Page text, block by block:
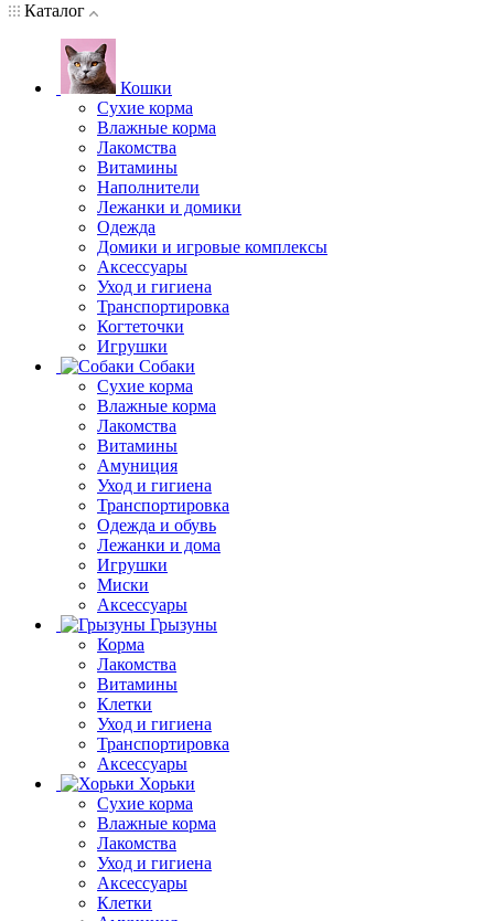
Каталог
Кошки
Сухие корма
Влажные корма
Лакомства
Витамины
Наполнители
Лежанки и домики
Одежда
Домики и игровые комплексы
Аксессуары
Уход и гигиена
Транспортировка
Когтеточки
Игрушки
Собаки
Сухие корма
Влажные корма
Лакомства
Витамины
Амуниция
Уход и гигиена
Транспортировка
Одежда и обувь
Лежанки и дома
Игрушки
Миски
Аксессуары
Грызуны
Корма
Лакомства
Витамины
Клетки
Уход и гигиена
Транспортировка
Аксессуары
Хорьки
Сухие корма
Влажные корма
Лакомства
Уход и гигиена
Аксессуары
Клетки